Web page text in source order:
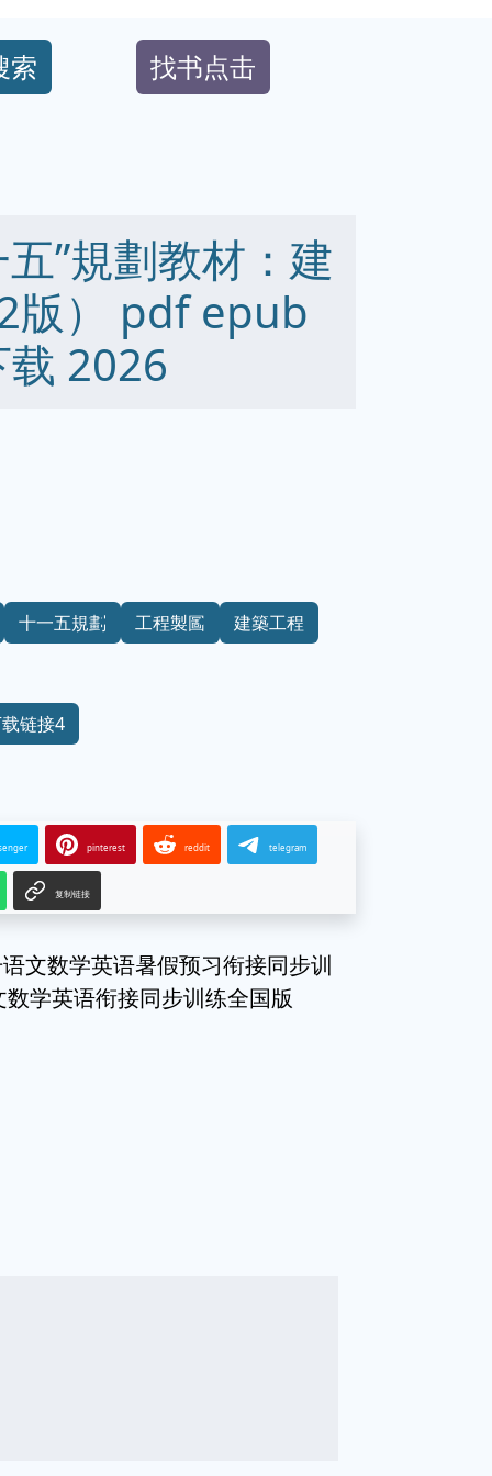
索 找书点击
”規劃教材：建
版） pdf epub
2026
十一五規劃 工程製圖 建築工程
链接4
pinterest reddit telegram
复制链接
文数学英语暑假预习衔接同步训
学英语衔接同步训练全国版